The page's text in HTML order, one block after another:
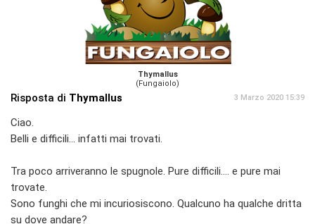
Thymallus
(Fungaiolo)
Risposta di Thymallus 3 Marzo 2020 15:39
Ciao.
Belli e difficili... infatti mai trovati.
Tra poco arriveranno le spugnole. Pure difficili.... e pure mai
trovate.
Sono funghi che mi incuriosiscono. Qualcuno ha qualche dritta
su dove andare?